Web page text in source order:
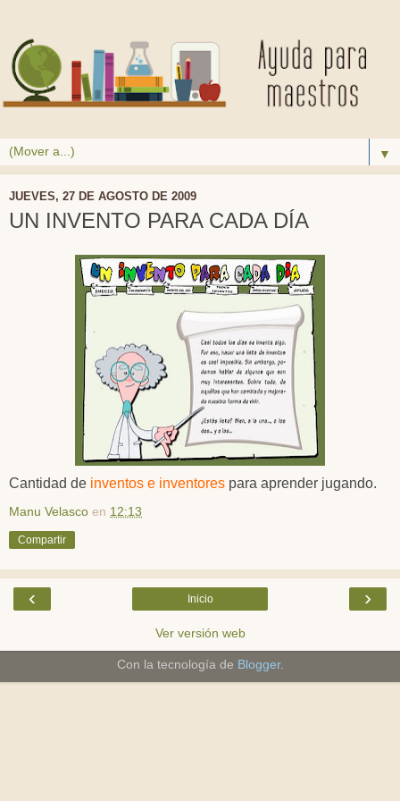
▼
JUEVES, 27 DE AGOSTO DE 2009
UN INVENTO PARA CADA DÍA
Cantidad de inventos e inventores para aprender jugando.
Manu Velasco en 12:13
Compartir
‹ ›
Inicio
Ver versión web
Con la tecnología de Blogger.